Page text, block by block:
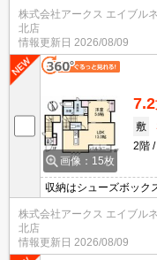
広々と空間を利用する
関を開ける必要がな
の設備と綺麗な室内を
株式会社アークス エイブル
北店
情報更新日 2026/08/09
画像：15枚
7.2
敷
2階
収納はシューズボック
で、衣類や日用品の収
室乾燥機など充実した
時でも玄関を開ける
いております。この物
株式会社アークス エイブル
北店
情報更新日 2026/08/09